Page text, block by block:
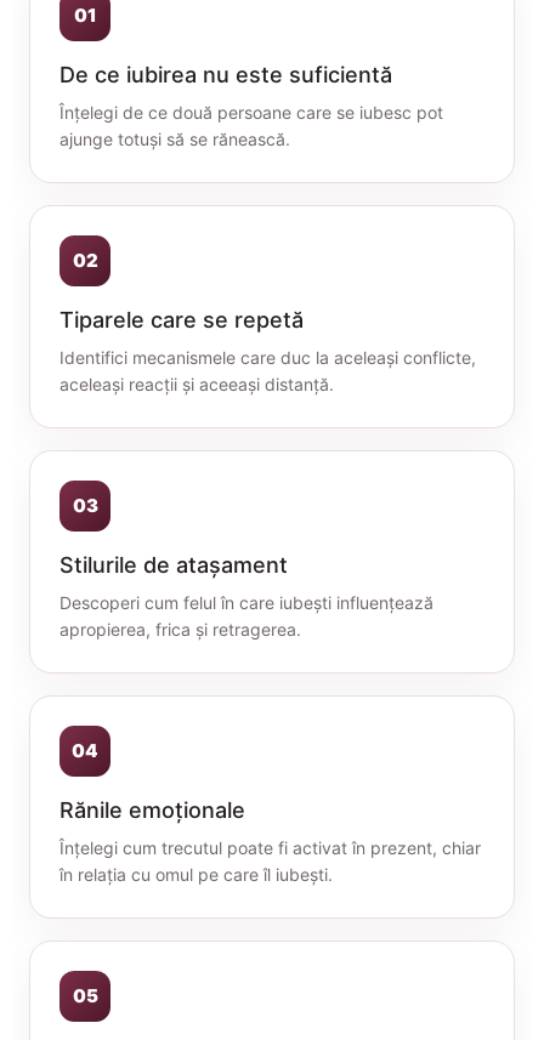
01
De ce iubirea nu este suficientă
Înțelegi de ce două persoane care se iubesc pot
ajunge totuși să se rănească.
02
Tiparele care se repetă
Identifici mecanismele care duc la aceleași conflicte,
aceleași reacții și aceeași distanță.
03
Stilurile de atașament
Descoperi cum felul în care iubești influențează
apropierea, frica și retragerea.
04
Rănile emoționale
Înțelegi cum trecutul poate fi activat în prezent, chiar
în relația cu omul pe care îl iubești.
05